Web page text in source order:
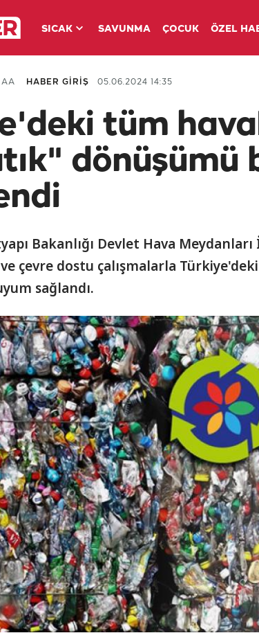
SICAK SAVUNMA ÇOCUK ÖZEL
AA HABER GİRİŞ 05.06.2024 14:35
tüm
dönüşümü
Bakanlığı Devlet Hava
çevre dostu çalışmalarla
sağlandı.